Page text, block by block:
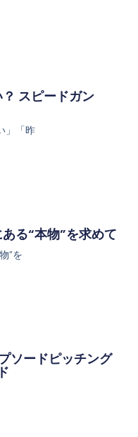
スピードガン
」「昨
る“本物”を求めて
”を
ードピッチング